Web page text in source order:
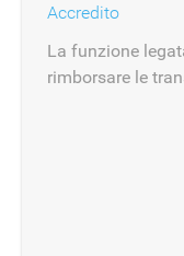
Accredito
La funzione
rimborsare le